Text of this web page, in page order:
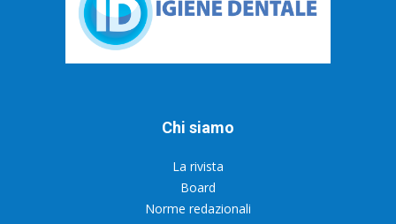
Chi siamo
La rivista
Board
Norme redazionali